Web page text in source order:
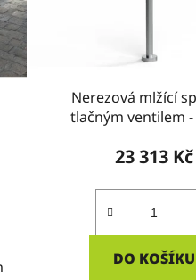
Nerezová mlžící
tlačným ventilem -
23 313 Kč
DO KOŠÍKU